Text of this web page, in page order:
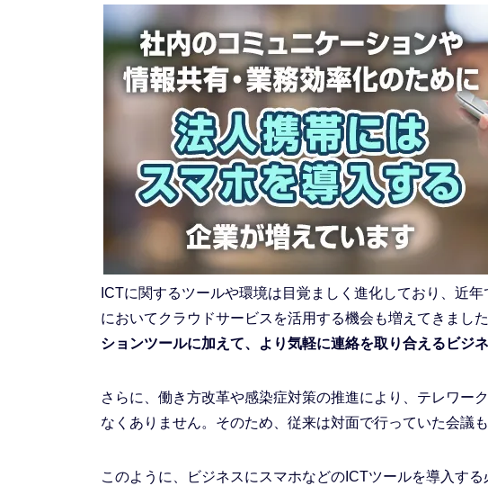
ICTに関するツールや環境は目覚ましく進化しており、近
においてクラウドサービスを活用する機会も増えてきました
ションツールに加えて、より気軽に連絡を取り合えるビジ
さらに、働き方改革や感染症対策の推進により、テレワー
なくありません。そのため、従来は対面で行っていた会議
このように、ビジネスにスマホなどのICTツールを導入する